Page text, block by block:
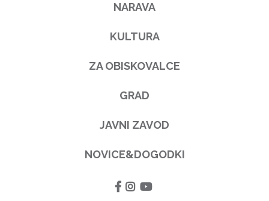
NARAVA
KULTURA
ZA OBISKOVALCE
GRAD
JAVNI ZAVOD
NOVICE&DOGODKI